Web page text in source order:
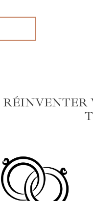
RÉINVENTER